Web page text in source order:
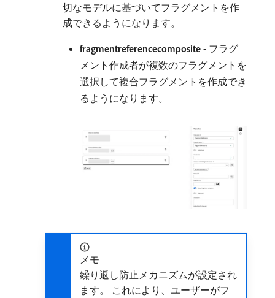
切なモデルに基づいてフラグメントを作
成できるようになります。
fragmentreferencecomposite - フラグ
メント作成者が複数のフラグメントを
選択して複合フラグメントを作成でき
るようになります。
メモ
繰り返し防止メカニズムが設定され
ます。 これにより、ユーザーがフ